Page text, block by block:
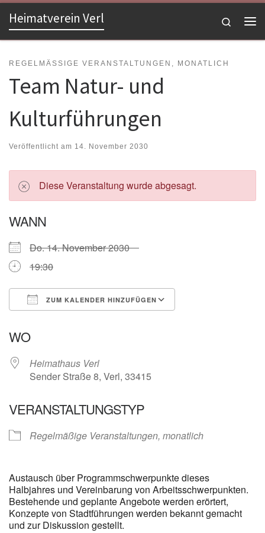
Zum Inhalt springen
Heimatverein Verl
Search
REGELMÄSSIGE VERANSTALTUNGEN, MONATLICH
Team Natur- und
Kulturführungen
Veröffentlicht am 14. November 2030
Diese Veranstaltung wurde abgesagt.
WANN
Do. 14. November 2030
19:30
ZUM KALENDER HINZUFÜGEN
WO
Heimathaus Verl
Sender Straße 8, Verl, 33415
VERANSTALTUNGSTYP
Regelmäßige Veranstaltungen, monatlich
Austausch über Programmschwerpunkte dieses
Halbjahres und Vereinbarung von Arbeitsschwerpunkten.
Bestehende und geplante Angebote werden erörtert,
Konzepte von Stadtführungen werden bekannt gemacht
und zur Diskussion gestellt.